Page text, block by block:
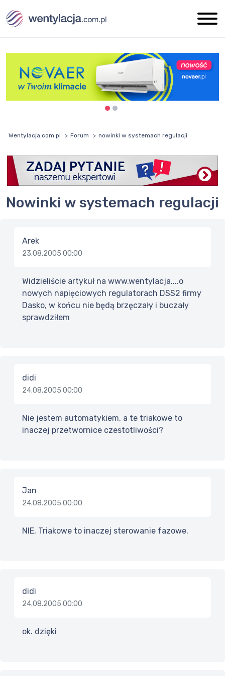
Wentylacja.com.pl Forum nowinki w systemach regulacji
nowinki w systemach regulacji
Arek
23.08.2005 00:00
Widzieliście artykuł na www.wentylacja....o
nowych napięciowych regulatorach DSS2 firmy
Dasko, w końcu nie będą brzęczały i buczały
sprawdziłem
didi
24.08.2005 00:00
Nie jestem automatykiem, a te triakowe to
inaczej przetwornice czestotliwości?
Jan
24.08.2005 00:00
NIE, Triakowe to inaczej sterowanie fazowe.
didi
24.08.2005 00:00
ok. dzięki